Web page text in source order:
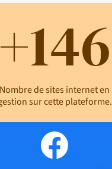
+146
Nombre de sites internet en
sur cette plateforme.